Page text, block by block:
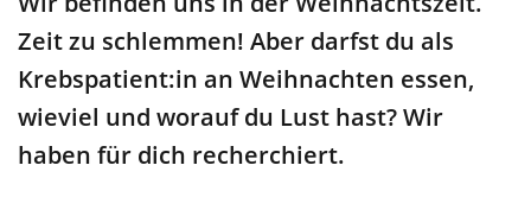
Zeit zu schlemmen! Aber darfst du als
Krebspatient:in an Weihnachten essen,
wieviel und worauf du Lust hast? Wir
haben für dich recherchiert.